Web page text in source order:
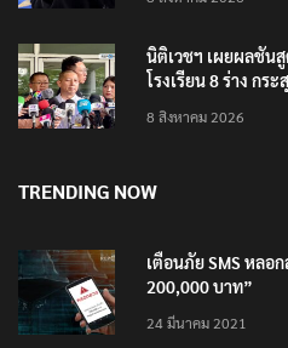
8 สิงหาคม 2026
นิติเวชฯ เผยผลชัน
เตือนภัย SMS หลอ